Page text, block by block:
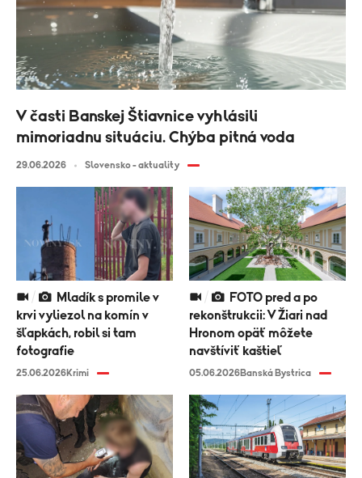
V časti Banskej Štiavnice vyhlásili
mimoriadnu situáciu. Chýba pitná voda
29.06.2026 Slovensko - aktuality
krvi vyliezol na komín v
šľapkách, robil si tam
fotografie
25.06.2026Krimi
rekonštrukcii: V Žiari nad
Hronom opäť môžete
navštíviť kaštieľ
05.06.2026Banská Bystrica